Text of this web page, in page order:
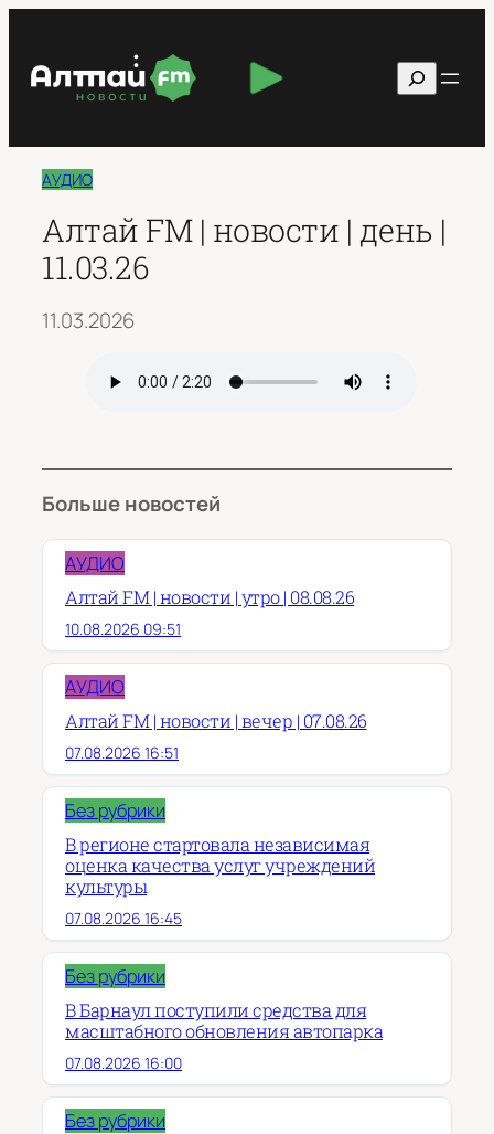
содержимому
Поиск
АУДИО
Алтай FM | новости | день |
11.03.26
11.03.2026
Больше новостей
АУДИО
Алтай FM | новости | утро | 08.08.26
10.08.2026 09:51
АУДИО
Алтай FM | новости | вечер | 07.08.26
07.08.2026 16:51
Без рубрики
В регионе стартовала независимая
оценка качества услуг учреждений
культуры
07.08.2026 16:45
Без рубрики
В Барнаул поступили средства для
масштабного обновления автопарка
07.08.2026 16:00
Без рубрики